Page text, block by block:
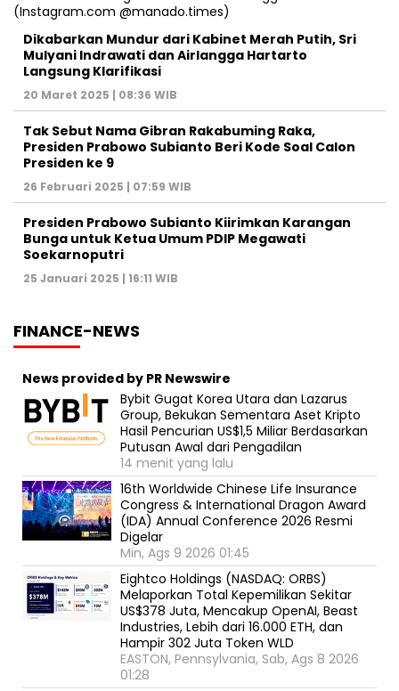
Dikabarkan Mundur dari Kabinet Merah Putih, Sri
Mulyani Indrawati dan Airlangga Hartarto
Langsung Klarifikasi
20 Maret 2025 | 08:36 WIB
Tak Sebut Nama Gibran Rakabuming Raka,
Presiden Prabowo Subianto Beri Kode Soal Calon
Presiden ke 9
26 Februari 2025 | 07:59 WIB
Presiden Prabowo Subianto Kiirimkan Karangan
Bunga untuk Ketua Umum PDIP Megawati
Soekarnoputri
25 Januari 2025 | 16:11 WIB
FINANCE-NEWS
News provided by PR Newswire
Bybit Gugat Korea Utara dan Lazarus
Group, Bekukan Sementara Aset Kripto
Hasil Pencurian US$1,5 Miliar Berdasarkan
Putusan Awal dari Pengadilan
14 menit yang lalu
16th Worldwide Chinese Life Insurance
Congress & International Dragon Award
(IDA) Annual Conference 2026 Resmi
Digelar
Min, Ags 9 2026 01:45
Eightco Holdings (NASDAQ: ORBS)
Melaporkan Total Kepemilikan Sekitar
US$378 Juta, Mencakup OpenAI, Beast
Industries, Lebih dari 16.000 ETH, dan
Hampir 302 Juta Token WLD
EASTON, Pennsylvania, Sab, Ags 8 2026
01:28